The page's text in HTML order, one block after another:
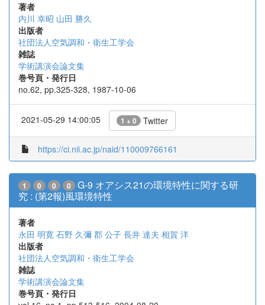
著者
内川 幸昭 山田 勝久
出版者
社団法人空気調和・衛生工学会
雑誌
学術講演会論文集
巻号頁・発行日
no.62, pp.325-328, 1987-10-06
2021-05-29 14:00:05 1 + 0 Twitter
https://ci.nii.ac.jp/naid/110009766161
1 0 0 0
G-9 オアシス21の環境特性に関する研
究 : (第2報)風環境特性
著者
永田 明寛 石野 久彌 郡 公子 長井 達夫 相賀 洋
出版者
社団法人空気調和・衛生工学会
雑誌
学術講演会論文集
巻号頁・発行日